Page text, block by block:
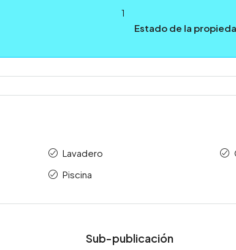
1
Estado de la
Lavadero
Piscina
Sub-publicación